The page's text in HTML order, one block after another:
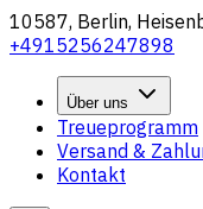
10587, Berlin,
+4915256247898
Über uns
Treueprogramm
Versand &
Kontakt